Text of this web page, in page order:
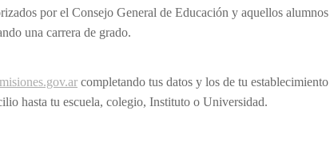
por el Consejo General de Educación y aquellos alumnos
una carrera de grado.
completando tus datos y los de tu establecimiento
hasta tu escuela, colegio, Instituto o Universidad.